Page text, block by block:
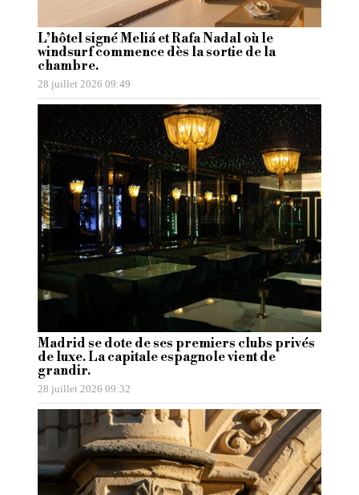
L’hôtel signé Meliá et Rafa Nadal où le
windsurf commence dès la sortie de la
chambre.
28 juillet 2026 09:49
Madrid se dote de ses premiers clubs privés
de luxe. La capitale espagnole vient de
grandir.
28 juillet 2026 09:32